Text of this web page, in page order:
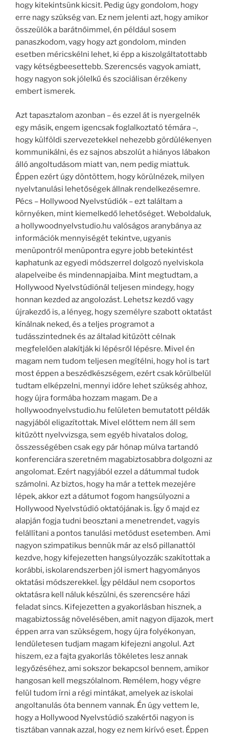
hogy kitekintsünk kicsit. Pedig úgy gondolom, hogy
erre nagy szükség van. Ez nem jelenti azt, hogy amikor
összeülök a barátnőimmel, én például sosem
panaszkodom, vagy hogy azt gondolom, minden
esetben méricskélni lehet, ki épp a kiszolgáltatottabb
vagy kétségbeesettebb. Szerencsés vagyok amiatt,
hogy nagyon sok jólelkű és szociálisan érzékeny
embert ismerek.
Azt tapasztalom azonban – és ezzel át is nyergelnék
egy másik, engem igencsak foglalkoztató témára –,
hogy külföldi szervezetekkel nehezebb gördülékenyen
kommunikálni, és ez sajnos abszolút a hiányos lábakon
álló angoltudásom miatt van, nem pedig miattuk.
Éppen ezért úgy döntöttem, hogy körülnézek, milyen
nyelvtanulási lehetőségek állnak rendelkezésemre.
Pécs – Hollywood Nyelvstúdiók – ezt találtam a
környéken, mint kiemelkedő lehetőséget. Weboldaluk,
a hollywoodnyelvstudio.hu valóságos aranybánya az
információk mennyiségét tekintve, ugyanis
menüpontról menüpontra egyre jobb betekintést
kaphatunk az egyedi módszerrel dolgozó nyelviskola
alapelveibe és mindennapjaiba. Mint megtudtam, a
Hollywood Nyelvstúdiónál teljesen mindegy, hogy
honnan kezded az angolozást. Lehetsz kezdő vagy
újrakezdő is, a lényeg, hogy személyre szabott oktatást
kínálnak neked, és a teljes programot a
tudásszintednek és az általad kitűzött célnak
megfelelően alakítják ki lépésről lépésre. Mivel én
magam nem tudom teljesen megítélni, hogy hol is tart
most éppen a beszédkészségem, ezért csak körülbelül
tudtam elképzelni, mennyi időre lehet szükség ahhoz,
hogy újra formába hozzam magam. De a
hollywoodnyelvstudio.hu felületen bemutatott példák
nagyjából eligazítottak. Mivel előttem nem áll sem
kitűzött nyelvvizsga, sem egyéb hivatalos dolog,
összességében csak egy pár hónap múlva tartandó
konferenciára szeretném magabiztosabbra dolgozni az
angolomat. Ezért nagyjából ezzel a dátummal tudok
számolni. Az biztos, hogy ha már a tettek mezejére
lépek, akkor ezt a dátumot fogom hangsúlyozni a
Hollywood Nyelvstúdió oktatójának is. Így ő majd ez
alapján fogja tudni beosztani a menetrendet, vagyis
felállítani a pontos tanulási metódust esetemben. Ami
nagyon szimpatikus bennük már az első pillanattól
kezdve, hogy kifejezetten hangsúlyozzák: szakítottak a
korábbi, iskolarendszerben jól ismert hagyományos
oktatási módszerekkel. Így például nem csoportos
oktatásra kell náluk készülni, és szerencsére házi
feladat sincs. Kifejezetten a gyakorlásban hisznek, a
magabiztosság növelésében, amit nagyon díjazok, mert
éppen arra van szükségem, hogy újra folyékonyan,
lendületesen tudjam magam kifejezni angolul. Azt
hiszem, ez a fajta gyakorlás tökéletes lesz annak
legyőzéséhez, ami sokszor bekapcsol bennem, amikor
hangosan kell megszólalnom. Remélem, hogy végre
felül tudom írni a régi mintákat, amelyek az iskolai
angoltanulás óta bennem vannak. Én úgy vettem le,
hogy a Hollywood Nyelvstúdió szakértői nagyon is
tisztában vannak azzal, hogy ez nem kirívó eset. Éppen